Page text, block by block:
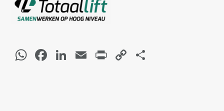
WhatsApp
Facebook
LinkedIn
EmailPrintCopy